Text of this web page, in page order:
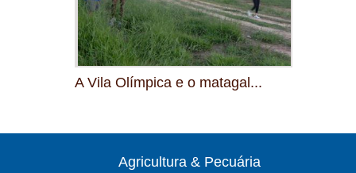
A Vila Olímpica e o matagal...
Agricultura & Pecuária